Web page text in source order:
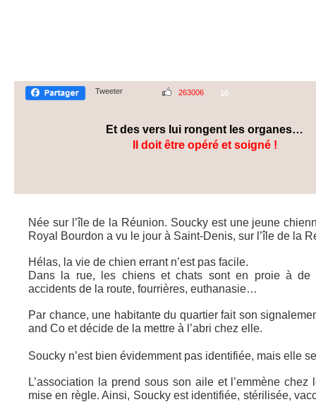
Tweeter 263006 10
Et des vers lui rongent les organes…
Il doit être opéré et soigné !
Née sur l’île de la Réunion. Soucky est une jeune
Royal Bourdon a vu le jour à Saint-Denis, sur l’île de la
Hélas, la vie de chien errant n’est pas facile.
Dans la rue, les chiens et chats sont en proie à de
accidents de la route, fourrières, euthanasie…
Par chance, une habitante du quartier fait son
and Co et décide de la mettre à l’abri chez elle.
Soucky n’est bien évidemment pas identifiée, mais elle
L’association la prend sous son aile et l’emmène chez
mise en règle. Ainsi, Soucky est identifiée, stérilisée,